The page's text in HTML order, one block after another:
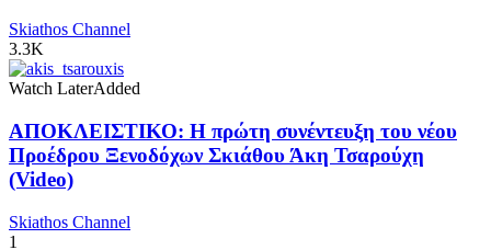
Skiathos Channel
3.3K
Watch LaterAdded
ΑΠΟΚΛΕΙΣΤΙΚΟ: Η πρώτη συνέντευξη του νέου
Προέδρου Ξενοδόχων Σκιάθου Άκη Τσαρούχη
(Video)
Skiathos Channel
1